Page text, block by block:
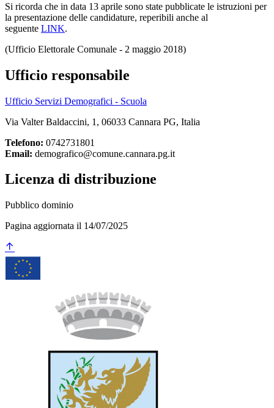
Si ricorda che in data 13 aprile sono state pubblicate le istruzioni per
la presentazione delle candidature, reperibili anche al
seguente LINK.
(Ufficio Elettorale Comunale - 2 maggio 2018)
Ufficio responsabile
Ufficio Servizi Demografici - Scuola
Via Valter Baldaccini, 1, 06033 Cannara PG, Italia
Telefono: 0742731801
Email: demografico@comune.cannara.pg.it
Licenza di distribuzione
Pubblico dominio
Pagina aggiornata il 14/07/2025